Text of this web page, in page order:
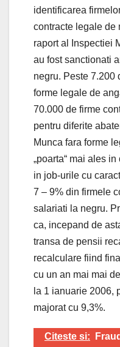
identificarea
contracte legale de
raport al Inspectiei
au fost sanctionati
negru. Peste 7.200
forme legale de
70.000 de firme
pentru diferite
Munca fara forme
„poarta“ mai ales
in job-urile cu
7 – 9% din firmele
salariati la negru.
ca, incepand de
transa de pensii
recalculare fiind
cu un an mai mai
la 1 ianuarie 2006,
majorat cu 9,3%.
Citeste si: